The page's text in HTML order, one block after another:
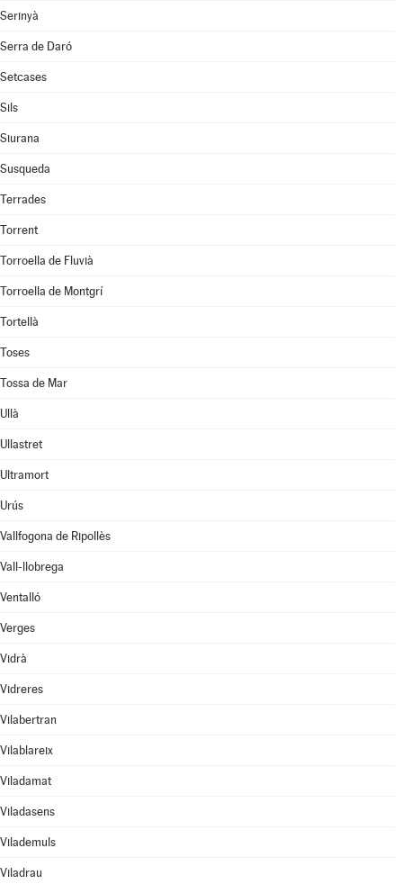
Serinyà
Serra de Daró
Setcases
Sils
Siurana
Susqueda
Terrades
Torrent
Torroella de Fluvià
Torroella de Montgrí
Tortellà
Toses
Tossa de Mar
Ullà
Ullastret
Ultramort
Urús
Vallfogona de Ripollès
Vall-llobrega
Ventalló
Verges
Vidrà
Vidreres
Vilabertran
Vilablareix
Viladamat
Viladasens
Vilademuls
Viladrau